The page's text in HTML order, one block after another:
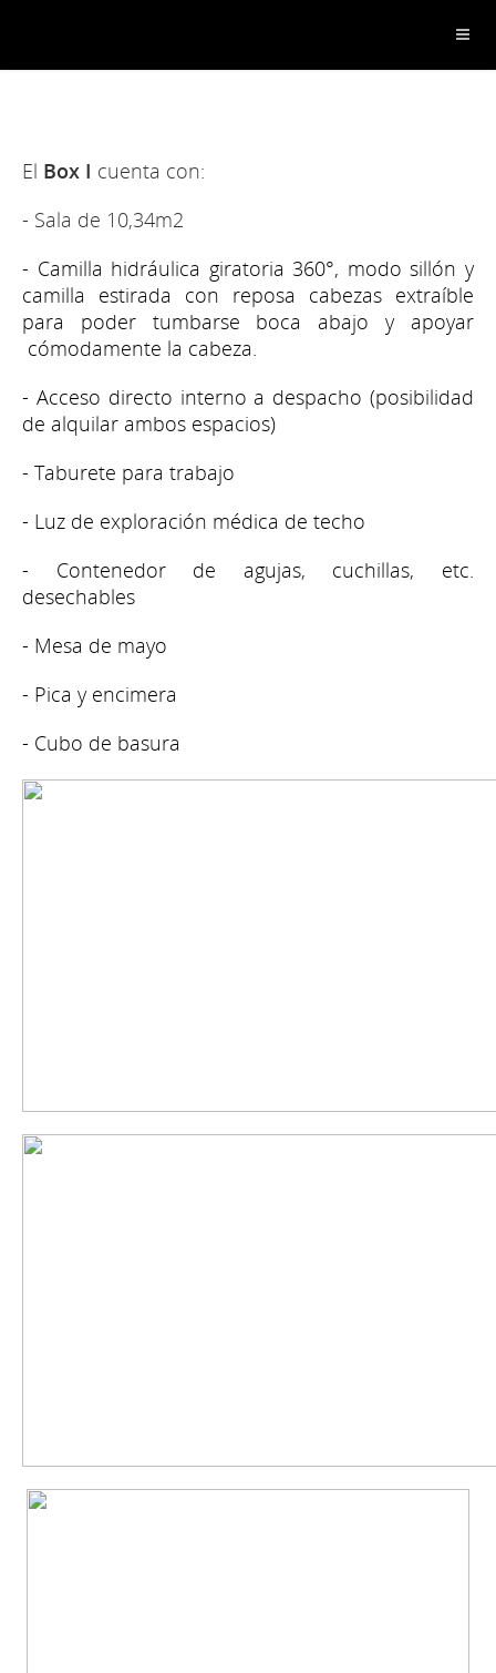
El Box I cuenta con:
- Sala de 10,34m2
- Camilla hidráulica giratoria 360°, modo sillón y
camilla estirada con reposa cabezas extraíble
para poder tumbarse boca abajo y apoyar
cómodamente la cabeza.
- Acceso directo interno a despacho (posibilidad
de alquilar ambos espacios)
- Taburete para trabajo
- Luz de exploración médica de techo
- Contenedor de agujas, cuchillas, etc.
desechables
- Mesa de mayo
- Pica y encimera
- Cubo de basura